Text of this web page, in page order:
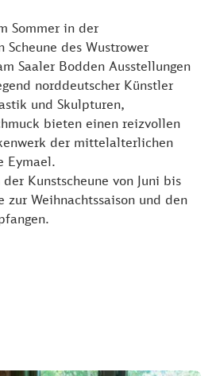
Sommer in der
Scheune des Wustrower
Saaler Bodden Ausstellungen
norddeutscher Künstler
und Skulpturen,
bieten einen reizvollen
der mittelalterlichen
Eymael.
Kunstscheune von Juni bis
Weihnachtssaison und den